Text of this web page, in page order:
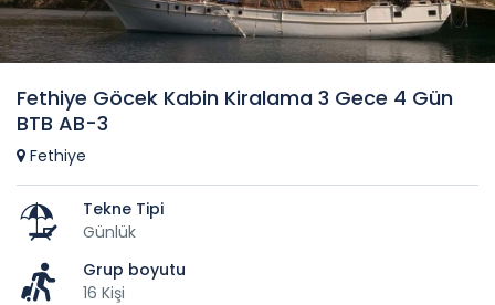
Fethiye Göcek Kabin Kiralama 3 Gece 4 Gün
BTB AB-3
Fethiye
Tekne Tipi
Günlük
Grup boyutu
16 Kişi